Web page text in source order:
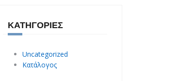
ΚΑΤΗΓΟΡΊΕΣ
Uncategorized
Κατάλογος